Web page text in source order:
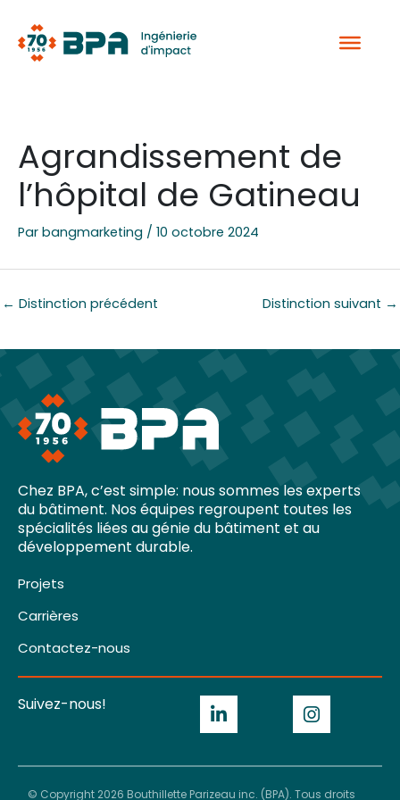
contenu
Agrandissement de
l’hôpital de Gatineau
Par bangmarketing / 10 octobre 2024
← Distinction précédent Distinction suivant →
Chez BPA, c’est simple: nous sommes les experts
du bâtiment. Nos équipes regroupent toutes les
spécialités liées au génie du bâtiment et au
développement durable.
Projets
Carrières
Contactez-nous
Suivez-nous!
© Copyright 2026 Bouthillette Parizeau inc. (BPA). Tous droits